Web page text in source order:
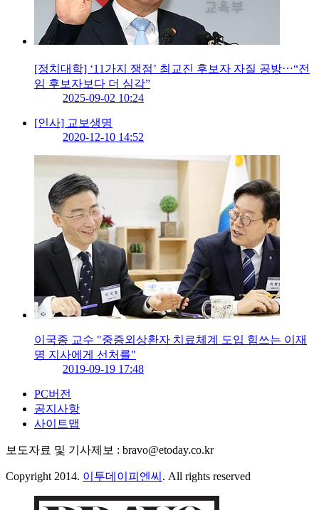
[정치대학] ‘11가지 쟁점’ 최교진 후보자 자질 공방⋯“전
임 후보자보다 더 심각”
2025-09-02 10:24
[인사] 교보생명
2020-12-10 14:52
이국종 교수 "중증외상환자 치료체계 도입 힘쓰는 이재
명 지사에게 선처를"
2019-09-19 17:48
PC버전
공지사항
사이트맵
보도자료 및 기사제보 : bravo@etoday.co.kr
Copyright 2014. 이투데이피엔씨 . All rights reserved